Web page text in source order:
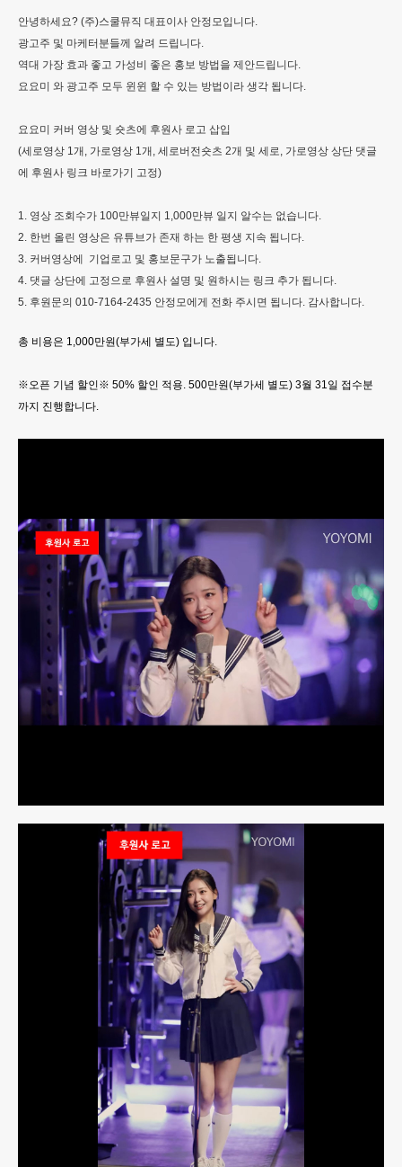
안녕하세요? (주)스쿨뮤직 대표이사 안정모입니다.
광고주 및 마케터분들께 알려 드립니다.
역대 가장 효과 좋고 가성비 좋은 홍보 방법을 제안드립니다.
요요미 와 광고주 모두 윈윈 할 수 있는 방법이라 생각 됩니다.
요요미 커버 영상 및 숏츠에 후원사 로고 삽입
(세로영상 1개, 가로영상 1개, 세로버전숏츠 2개 및 세로, 가로영상 상단 댓글
에 후원사 링크 바로가기 고정)
1. 영상 조회수가 100만뷰일지 1,000만뷰 일지 알수는 없습니다.
2. 한번 올린 영상은 유튜브가 존재 하는 한 평생 지속 됩니다.
3. 커버영상에 기업로고 및 홍보문구가 노출됩니다.
4. 댓글 상단에 고정으로 후원사 설명 및 원하시는 링크 추가 됩니다.
5. 후원문의 010-7164-2435 안정모에게 전화 주시면 됩니다. 감사합니다.
총 비용은 1,000만원(부가세 별도) 입니다.
※오픈 기념 할인※ 50% 할인 적용. 500만원(부가세 별도) 3월 31일 접수분
까지 진행합니다.